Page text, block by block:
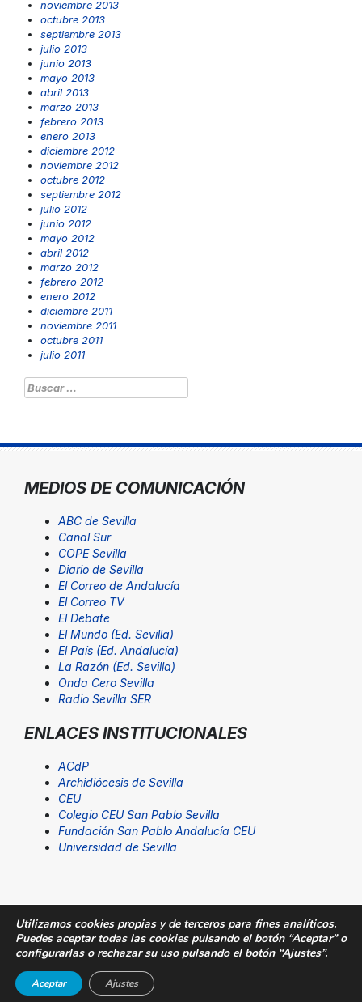
noviembre 2013
octubre 2013
septiembre 2013
julio 2013
junio 2013
mayo 2013
abril 2013
marzo 2013
febrero 2013
enero 2013
diciembre 2012
noviembre 2012
octubre 2012
septiembre 2012
julio 2012
junio 2012
mayo 2012
abril 2012
marzo 2012
febrero 2012
enero 2012
diciembre 2011
noviembre 2011
octubre 2011
julio 2011
Buscar:
MEDIOS DE COMUNICACIÓN
ABC de Sevilla
Canal Sur
COPE Sevilla
Diario de Sevilla
El Correo de Andalucía
El Correo TV
El Debate
El Mundo (Ed. Sevilla)
El País (Ed. Andalucía)
La Razón (Ed. Sevilla)
Onda Cero Sevilla
Radio Sevilla SER
ENLACES INSTITUCIONALES
ACdP
Archidiócesis de Sevilla
CEU
Colegio CEU San Pablo Sevilla
Fundación San Pablo Andalucía CEU
Universidad de Sevilla
© Fundación San Pablo Andalucía CEU. Todos los
SUGERENCIAS@CEU
Utilizamos cookies propias y de terceros para fines analíticos.
Puedes aceptar todas las cookies pulsando el botón “Aceptar” o
configurarlas o rechazar su uso pulsando el botón “Ajustes”.
Aceptar Ajustes